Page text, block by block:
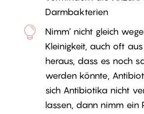
Darmbakterien

Nimm’ nicht gleich
Kleinigkeit, auch oft
heraus, dass es noch
werden könnte,
sich Antibiotika nicht
lassen, dann nimm ein